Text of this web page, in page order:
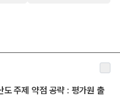
주제 약점 공략 : 평가원 출